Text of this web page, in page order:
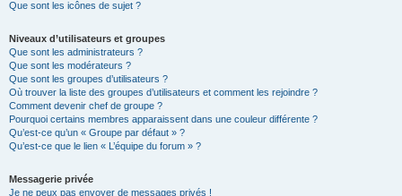
Que sont les icônes de sujet ?
Niveaux d’utilisateurs et groupes
Que sont les administrateurs ?
Que sont les modérateurs ?
Que sont les groupes d’utilisateurs ?
Où trouver la liste des groupes d’utilisateurs et comment les rejoindre ?
Comment devenir chef de groupe ?
Pourquoi certains membres apparaissent dans une couleur différente ?
Qu’est-ce qu’un « Groupe par défaut » ?
Qu’est-ce que le lien « L’équipe du forum » ?
Messagerie privée
Je ne peux pas envoyer de messages privés !